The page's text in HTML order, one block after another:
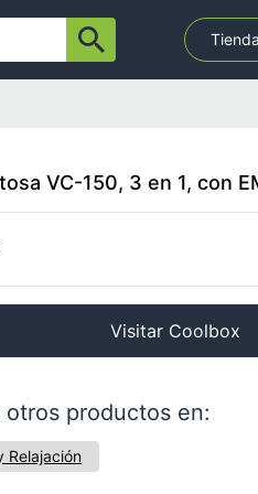
VC-150, 3 en 1, con
Visitar Coolbox
productos en:
Relajación